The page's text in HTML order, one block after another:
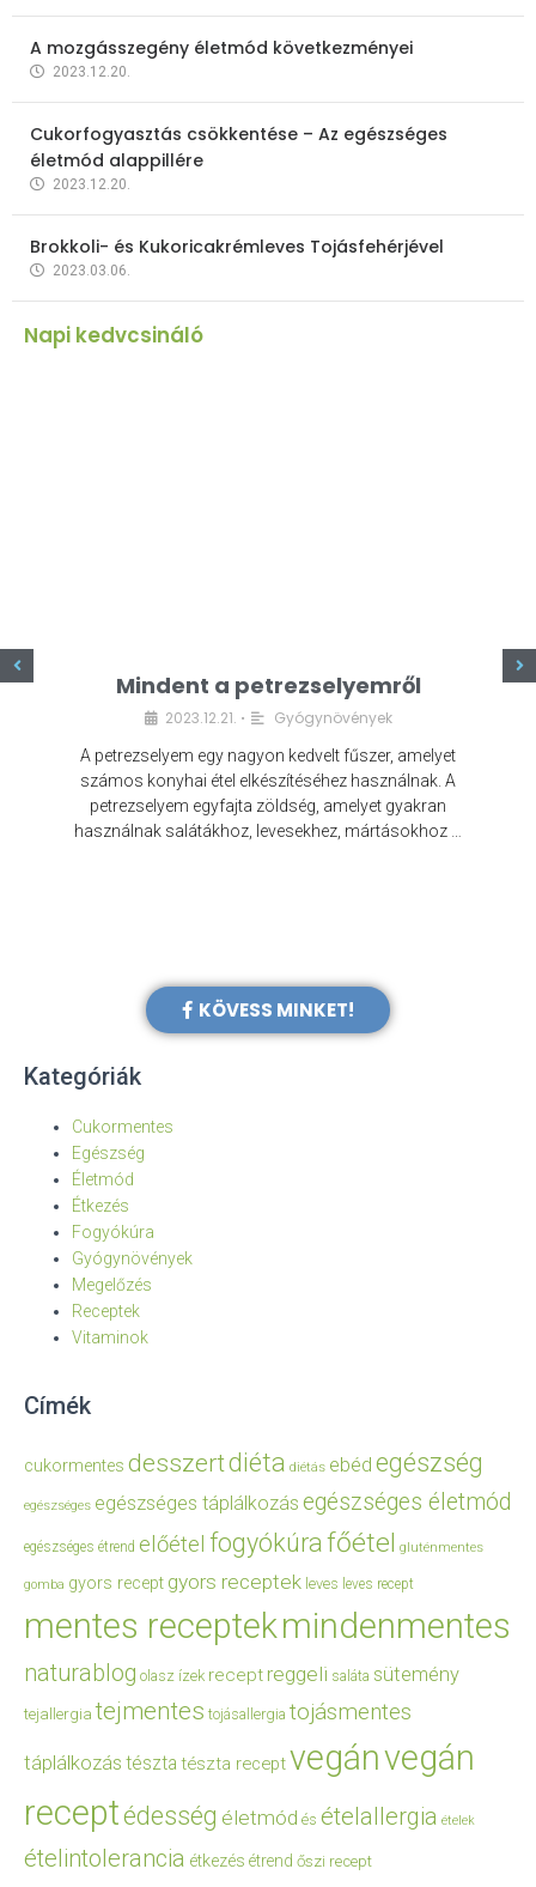
A mozgásszegény életmód következményei
2023.12.20.
Cukorfogyasztás csökkentése – Az egészséges
életmód alappillére
2023.12.20.
Brokkoli- és Kukoricakrémleves Tojásfehérjével
2023.03.06.
Napi kedvcsináló
Mindent a petrezselyemről
2023.12.21. • Gyógynövények
A petrezselyem egy nagyon kedvelt fűszer, amelyet
számos konyhai étel elkészítéséhez használnak. A
petrezselyem egyfajta zöldség, amelyet gyakran
használnak salátákhoz, levesekhez, mártásokhoz …
KÖVESS MINKET!
Kategóriák
Cukormentes
Egészség
Életmód
Étkezés
Fogyókúra
Gyógynövények
Megelőzés
Receptek
Vitaminok
Címék
cukormentes desszertdiéta diétás ebéd egészség
egészséges egészséges táplálkozás egészséges életmód
egészséges étrend előétel fogyókúrafőétel gluténmentes
gomba gyors recept gyors receptek leves leves recept
mentes receptekmindenmentes
naturablog olasz ízek recept reggeli saláta sütemény
tejallergia tejmentes tojásallergia tojásmentes
táplálkozás tészta tészta receptvegánvegán
receptédesség életmód és ételallergia ételek
ételintolerancia étkezés étrend őszi recept